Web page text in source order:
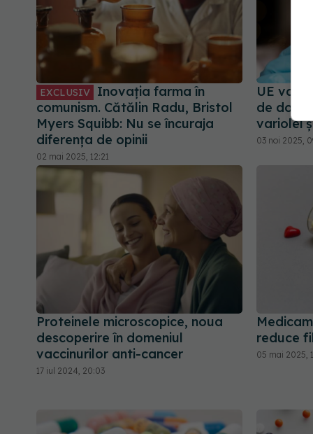
EXCLUSIV
Inovația farma în
comunism. Cătălin Radu, Bristol
Myers Squibb: Nu se încuraja
diferența de opinii
02 mai 2025, 12:21
UE va
de doze
variolei
03 noi 2025,
Proteinele microscopice, noua
descoperire în domeniul
vaccinurilor anti-cancer
17 iul 2024, 20:03
reduce
05 mai 2025,